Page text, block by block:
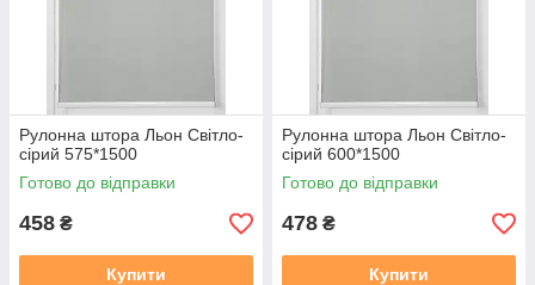
Рулонна штора Льон Cвiтло-
сiрий 575*1500
Готово до відправки
458 ₴
Купити
Рулонна штора Льон Cвiтло-
сiрий 600*1500
Готово до відправки
478 ₴
Купити